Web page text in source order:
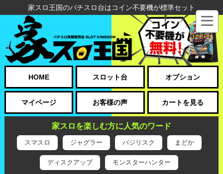
家スロ王国のパチスロ台はコイン不要機が標準セット
HOME スロット台 オプション
マイページ お客様の声 カートを見る
家スロを楽しむ方に人気のワード
スマスロ ジャグラー バジリスク まどか
ディスクアップ モンスターハンター